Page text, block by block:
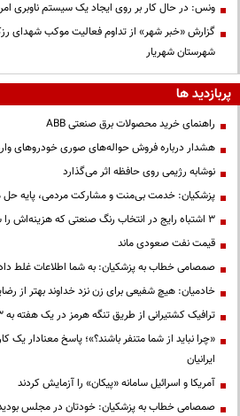
ونس: در حال کار بر روی ایجاد یک سیستم ناوبری
گزارش «خبر شهر» از تداوم فعالیت موکب شهدای
شهرستان شهریار
پربازدید ها
راهنمای خرید محصولات برق صنعتی ABB
هشدار درباره فروش حواله‌های صوری خودروهای
نوشابه رژیمی روی حافظه اثر می‌گذارد
پزشکیان: خدمت بی‌منت و مشارکت مردمی، پایه
3 اشتباه رایج در انتخاب رنگ صنعتی که هزینه‌اش را سال‌ها می‌پردازید...
قیمت نفت صعودی ماند
صمصامی خطاب به پزشکیان: به شما اطلاعات غلط
خادمیان: هیچ شفیعی برای زن نزد خداوند بهتر از
ترافیک کشتیرانی از طریق تنگه هرمز در یک هفته به ۳۳ کشتی کاهش یافت
«چرا نباید از شما متنفر باشند؟»؛ پاسخ معنادار یک
ایرانیان
آمریکا و اسرائیل سامانه «پیکان» را آزمایش کردند
صمصامی خطاب به پزشکیان: خودتان در مجلس بودید؛